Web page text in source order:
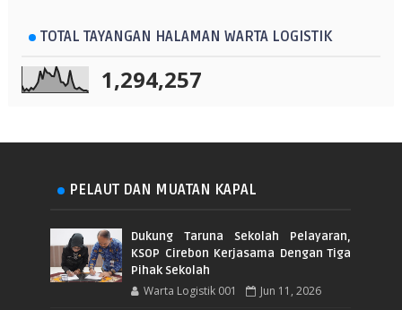
TOTAL TAYANGAN HALAMAN WARTA LOGISTIK
1,294,257
PELAUT DAN MUATAN KAPAL
Dukung Taruna Sekolah Pelayaran,
KSOP Cirebon Kerjasama Dengan Tiga
Pihak Sekolah
Warta Logistik 001 Jun 11, 2026